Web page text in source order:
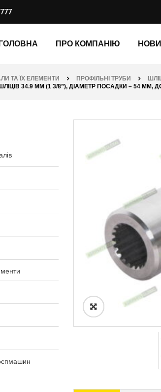
ГОЛОВНА ПРО КОМПАНІЮ
ТА ЇХ ЕЛЕМЕНТИ ПРОФІЛЬНІ ТРУБИ
34.9 ММ (1 3/8”), ДІАМЕТР ПОСАДКИ – 54 ММ,